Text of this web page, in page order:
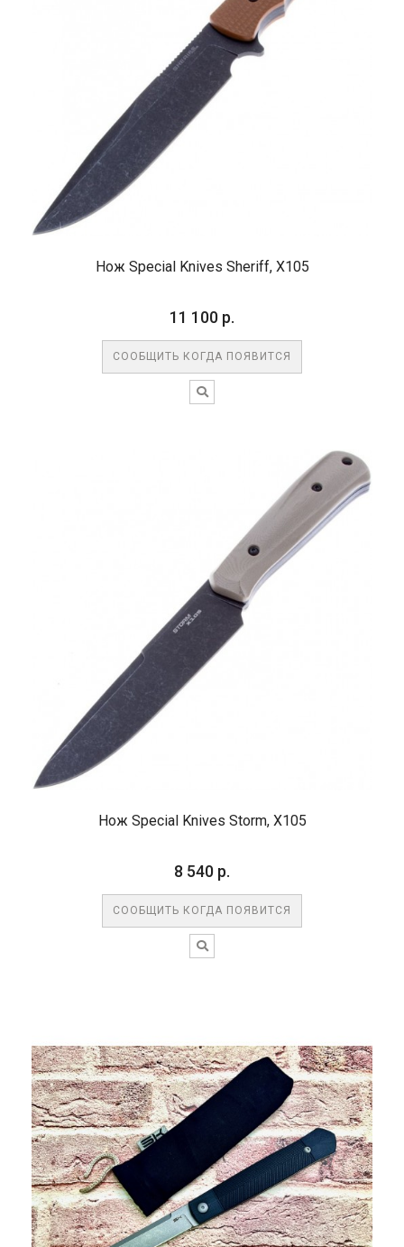
Нож Special Knives Sheriff, X105
11 100 р.
СООБЩИТЬ КОГДА ПОЯВИТСЯ
Нож Special Knives Storm, X105
8 540 р.
СООБЩИТЬ КОГДА ПОЯВИТСЯ